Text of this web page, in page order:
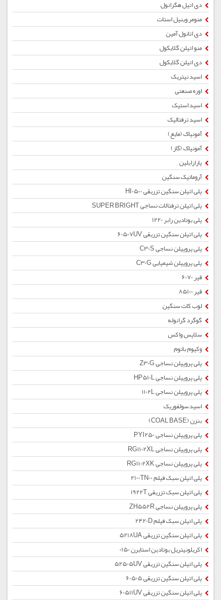
دی اتیل هگزانول
منومر وینیل استات
دی اتانول آمین
منو اتیلن گلایکول
دی اتیلن گلایکول
اسید نیتریک
اوره صنعتی
اسید استیک
اسید ترفتالیک
آمونیاک (مایع)
آمونیاک (گاز)
پارازایلین
آروماتیک سنگین
پلی اتیلن سنگین تزریقی HI0500
پلی اتیلن ترفتالات نساجی SUPER BRIGHT
پلی بوتادین رابر 1220
پلی اتیلن سنگین تزریقی 60507UV
پلی پروپیلن نساجی C30S
پلی پروپیلن شیمیایی C30G
قیر 6070
قیر 85100
لوب کات سنگین
گوگرد گرانوله
سلاپس واکس
وکیوم باتوم
پلی پروپیلن نساجی Z30G
پلی پروپیلن نساجی HP510L
پلی پروپیلن نساجی 1102L
اسید سولفوریک
بنزن (COAL BASE)
پلی پروپیلن نساجی PYI250
پلی پروپیلن نساجی RG1102XL
پلی پروپیلن نساجی RG1102XK
پلی اتیلن سبک فیلم 2100TN00
پلی اتیلن سبک تزریقی 1922T
پلی پروپیلن نساجی ZH552R
پلی اتیلن سبک فیلم 2420D
پلی اتیلن سنگین تزریقی 5218UA
اکریلونیتریل بوتادین استایرن 0150
پلی اتیلن سنگین تزریقی 52505UV
پلی اتیلن سنگین تزریقی 60505
پلی اتیلن سنگین تزریقی 60511UV